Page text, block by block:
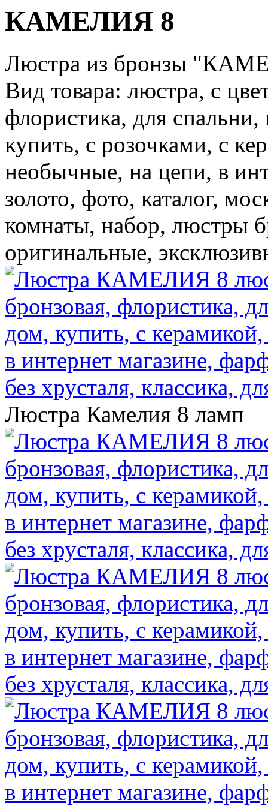
КАМЕЛИЯ 8
Люстра из бронзы
Вид товара: люстра, с
флористика, для
купить, с розочками, с
необычные, на цепи, в
золото, фото, каталог,
комнаты, набор, люстры
оригинальные,
Люстра Камелия 8 ламп